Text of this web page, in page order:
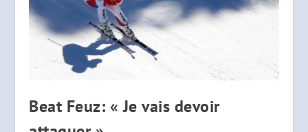
Beat Feuz: « Je vais devoir